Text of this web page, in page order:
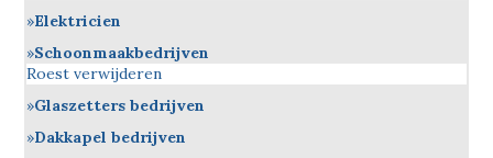
Elektricien
Schoonmaakbedrijven
Roest verwijderen
Glaszetters bedrijven
Dakkapel bedrijven